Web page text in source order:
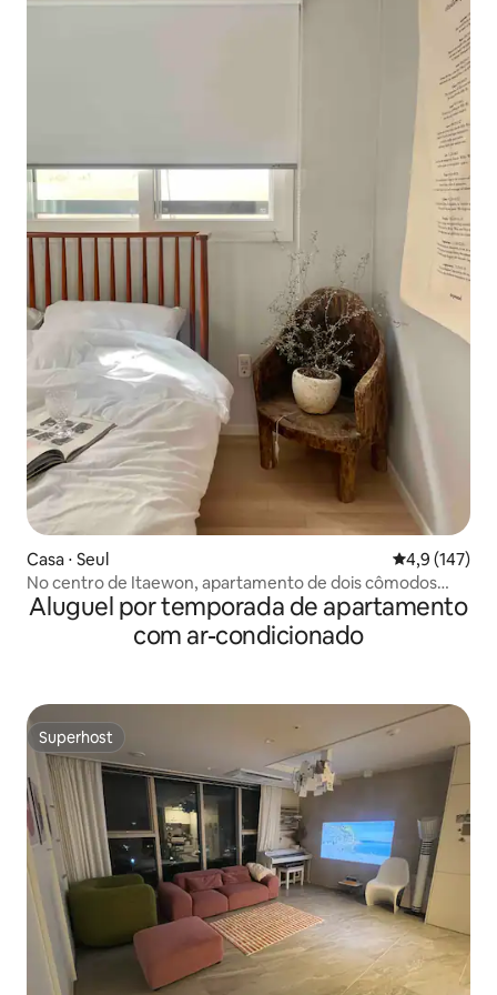
Casa ⋅ Seul 4,9 de uma
4,9 (147)
No centro de Itaewon, apartamento de dois cômodos
limpo e silencioso / A 5 minutos a pé de cafés e
showrooms / Desconto para estadias de longa duração /
No centro do transporte de Seul
Aluguel por temporada de apartamento
com ar-condicionado
Superhost
Superhost